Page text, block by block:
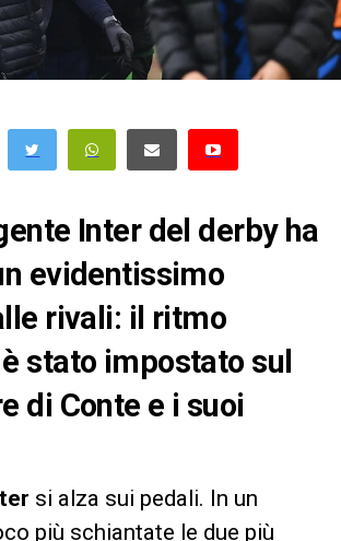
Inter del derby ha
evidentissimo
rivali: il ritmo
stato impostato sul
di Conte e i suoi
si alza sui pedali. In un
più schiantate le due più